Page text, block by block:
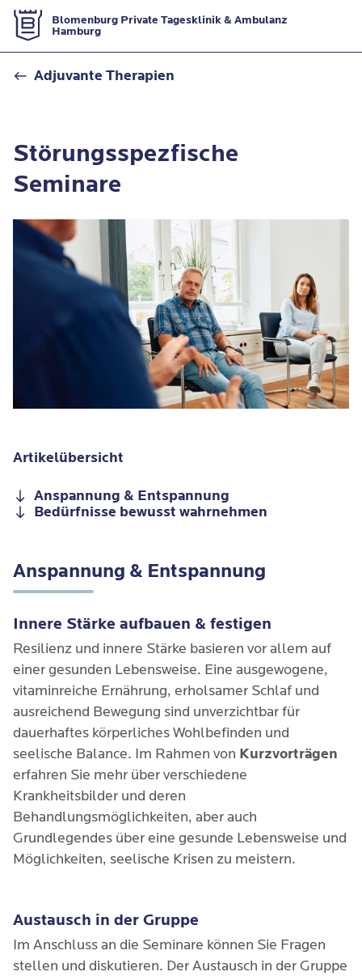
Zur Startseite
Blomenburg Private Tagesklinik & Ambulanz
Hamburg
Adjuvante Therapien
Störungsspezfische
Seminare
Artikelübersicht
Anspannung & Entspannung
Bedürfnisse bewusst wahrnehmen
Anspannung & Entspannung
Innere Stärke aufbauen & festigen
Resilienz und innere Stärke basieren vor allem auf
einer gesunden Lebensweise. Eine ausgewogene,
vitaminreiche Ernährung, erholsamer Schlaf und
ausreichend Bewegung sind unverzichtbar für
dauerhaftes körperliches Wohlbefinden und
seelische Balance. Im Rahmen von Kurzvorträgen
erfahren Sie mehr über verschiedene
Krankheitsbilder und deren
Behandlungsmöglichkeiten, aber auch
Grundlegendes über eine gesunde Lebensweise und
Möglichkeiten, seelische Krisen zu meistern.
Austausch in der Gruppe
Im Anschluss an die Seminare können Sie Fragen
stellen und diskutieren. Der Austausch in der Gruppe